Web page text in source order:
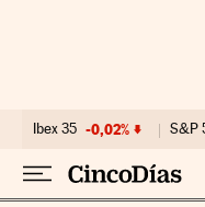
Ibex 35 -0,02% S&P